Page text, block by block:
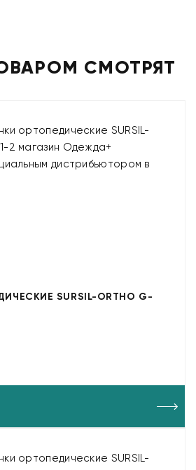
СМОТРЯТ
SURSIL-ORTHO G-